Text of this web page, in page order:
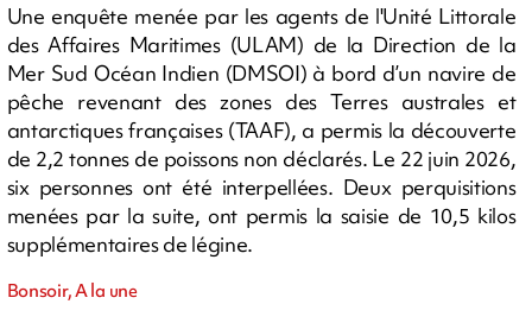
Une enquête menée par les agents de l'Unité Littorale
des Affaires Maritimes (ULAM) de la Direction de la
Mer Sud Océan Indien (DMSOI) à bord d’un navire de
pêche revenant des zones des Terres australes et
antarctiques françaises (TAAF), a permis la découverte
de 2,2 tonnes de poissons non déclarés. Le 22 juin 2026,
six personnes ont été interpellées. Deux perquisitions
menées par la suite, ont permis la saisie de 10,5 kilos
supplémentaires de légine.
Bonsoir, A la une